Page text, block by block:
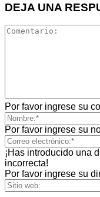
DEJA UNA
Por favor ingrese su
Por favor ingrese su
¡Has introducido una
incorrecta!
Por favor ingrese su